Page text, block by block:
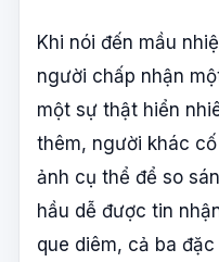
Khi nói đến mầu
người chấp nhận
một sự thật hiển
thêm, người khác
ảnh cụ thể để so
hầu dễ được tin
que diêm, cả ba